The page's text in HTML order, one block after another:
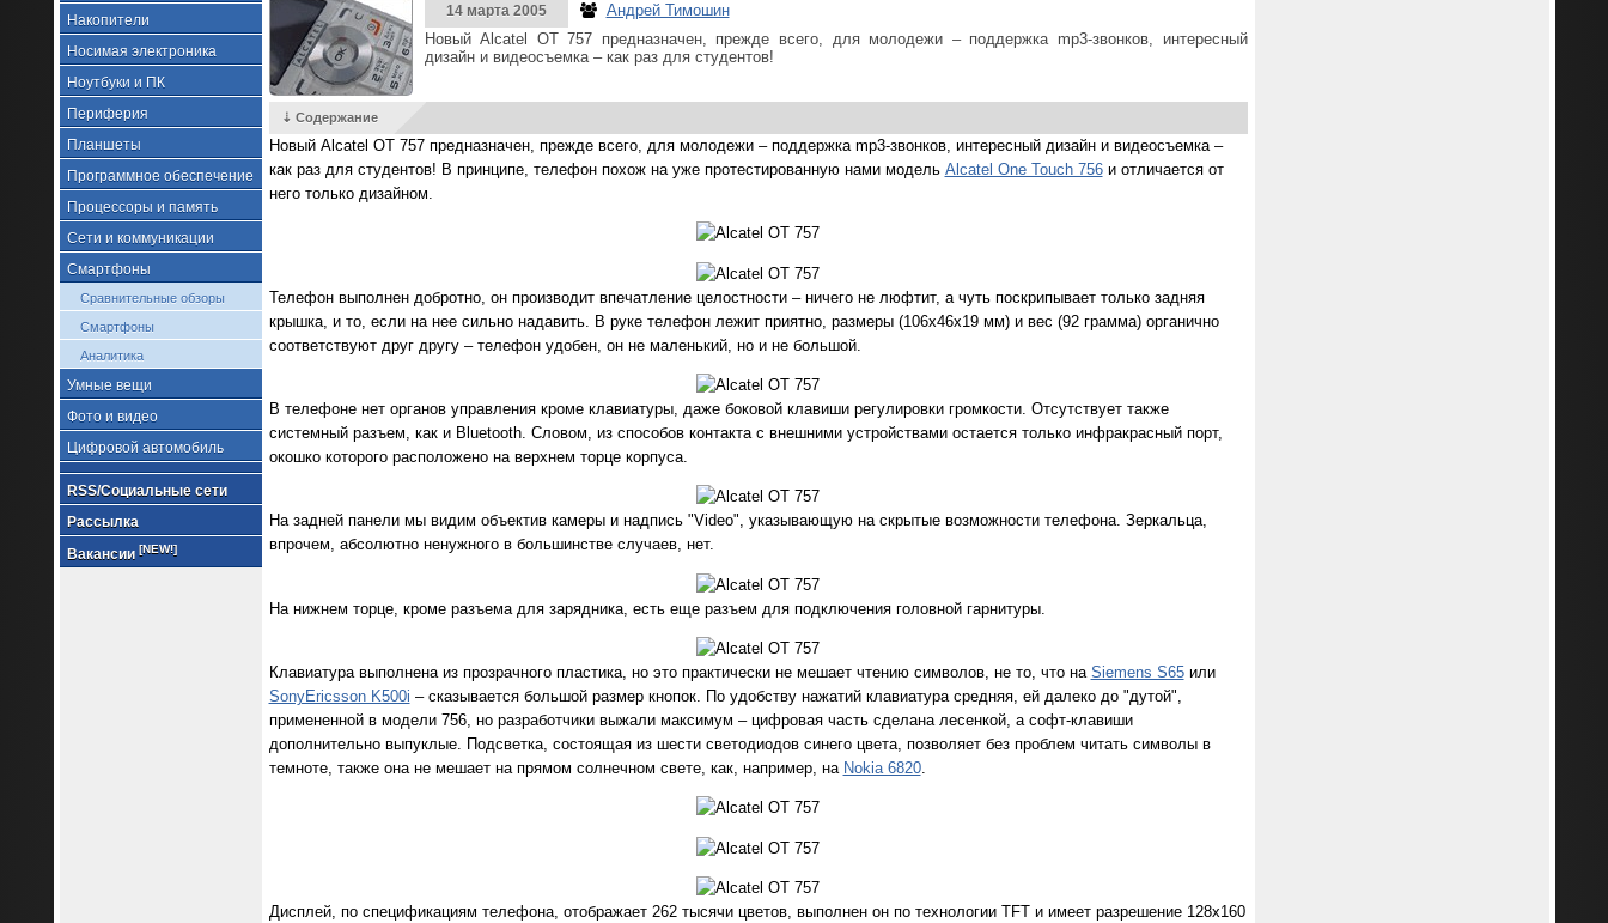
Накопители
Носимая электроника
Ноутбуки и ПК
Периферия
Планшеты
Программное обеспечение
Процессоры и память
Сети и коммуникации
Смартфоны
Сравнительные обзоры
Смартфоны
Аналитика
Умные вещи
Фото и видео
Цифровой автомобиль
RSS/Социальные сети
Рассылка
Вакансии [NEW!]
14 марта 2005
Андрей Тимошин
Новый Alcatel OT 757 предназначен, прежде всего, для молодежи – поддержка mp3-звонков, интересный
дизайн и видеосъемка – как раз для студентов!
⇣ Содержание
Новый Alcatel OT 757 предназначен, прежде всего, для молодежи – поддержка mp3-звонков, интересный дизайн и видеосъемка –
как раз для студентов! В принципе, телефон похож на уже протестированную нами модель Alcatel One Touch 756и отличается от
него только дизайном.
Телефон выполнен добротно, он производит впечатление целостности – ничего не люфтит, а чуть поскрипывает только задняя
крышка, и то, если на нее сильно надавить. В руке телефон лежит приятно, размеры (106х46х19 мм) и вес (92 грамма) органично
соответствуют друг другу – телефон удобен, он не маленький, но и не большой.
В телефоне нет органов управления кроме клавиатуры, даже боковой клавиши регулировки громкости. Отсутствует также
системный разъем, как и Bluetooth. Словом, из способов контакта с внешними устройствами остается только инфракрасный порт,
окошко которого расположено на верхнем торце корпуса.
На задней панели мы видим объектив камеры и надпись "Video", указывающую на скрытые возможности телефона. Зеркальца,
впрочем, абсолютно ненужного в большинстве случаев, нет.
На нижнем торце, кроме разъема для зарядника, есть еще разъем для подключения головной гарнитуры.
Клавиатура выполнена из прозрачного пластика, но это практически не мешает чтению символов, не то, что на Siemens S65или
SonyEricsson K500i – сказывается большой размер кнопок. По удобству нажатий клавиатура средняя, ей далеко до "дутой",
примененной в модели 756, но разработчики выжали максимум – цифровая часть сделана лесенкой, а софт-клавиши
дополнительно выпуклые. Подсветка, состоящая из шести светодиодов синего цвета, позволяет без проблем читать символы в
темноте, также она не мешает на прямом солнечном свете, как, например, на Nokia 6820.
Дисплей, по спецификациям телефона, отображает 262 тысячи цветов, выполнен он по технологии TFT и имеет разрешение 128х160